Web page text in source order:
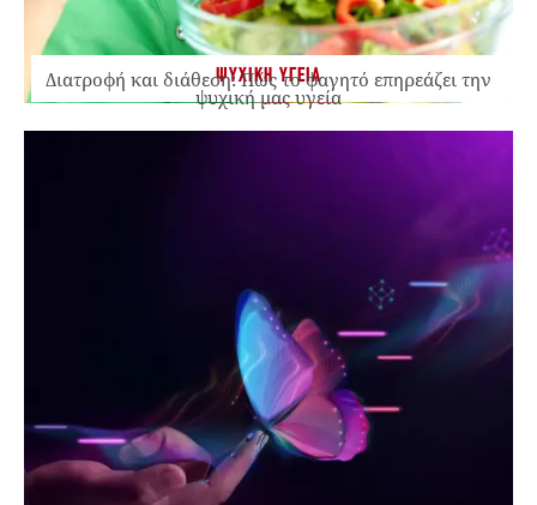
ΨΥΧΙΚΗ ΥΓΕΙΑ
Διατροφή και διάθεση: Πώς το φαγητό επηρεάζει την
ψυχική μας υγεία